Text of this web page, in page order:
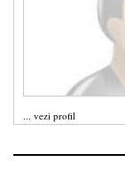
... vezi profil